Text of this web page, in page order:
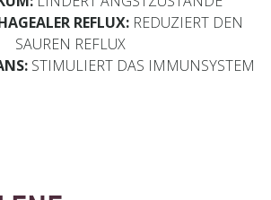
REFLUX:REDUZIERT DEN
SAUREN REFLUX
STIMULIERT DAS IMMUNSYSTEM